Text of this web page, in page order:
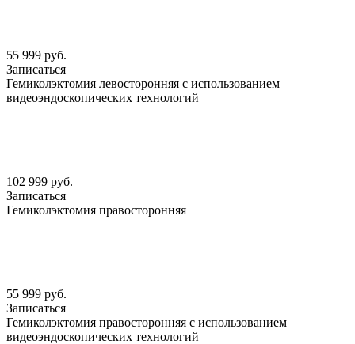
55 999 руб.
Записаться
Гемиколэктомия левосторонняя с использованием
видеоэндоскопических технологий
102 999 руб.
Записаться
Гемиколэктомия правосторонняя
55 999 руб.
Записаться
Гемиколэктомия правосторонняя с использованием
видеоэндоскопических технологий